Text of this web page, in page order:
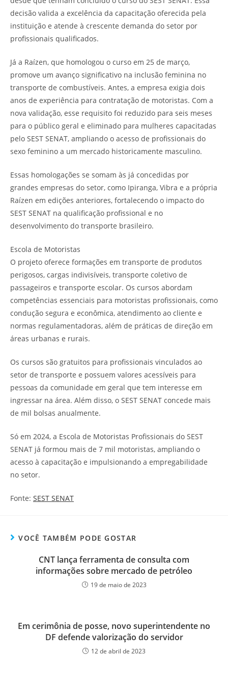
decisão valida a excelência da capacitação oferecida pela
instituição e atende à crescente demanda do setor por
profissionais qualificados.
Já a Raízen, que homologou o curso em 25 de março,
promove um avanço significativo na inclusão feminina no
transporte de combustíveis. Antes, a empresa exigia dois
anos de experiência para contratação de motoristas. Com a
nova validação, esse requisito foi reduzido para seis meses
para o público geral e eliminado para mulheres capacitadas
pelo SEST SENAT, ampliando o acesso de profissionais do
sexo feminino a um mercado historicamente masculino.
Essas homologações se somam às já concedidas por
grandes empresas do setor, como Ipiranga, Vibra e a própria
Raízen em edições anteriores, fortalecendo o impacto do
SEST SENAT na qualificação profissional e no
desenvolvimento do transporte brasileiro.
Escola de Motoristas
O projeto oferece formações em transporte de produtos
perigosos, cargas indivisíveis, transporte coletivo de
passageiros e transporte escolar. Os cursos abordam
competências essenciais para motoristas profissionais, como
condução segura e econômica, atendimento ao cliente e
normas regulamentadoras, além de práticas de direção em
áreas urbanas e rurais.
Os cursos são gratuitos para profissionais vinculados ao
setor de transporte e possuem valores acessíveis para
pessoas da comunidade em geral que tem interesse em
ingressar na área. Além disso, o SEST SENAT concede mais
de mil bolsas anualmente.
Só em 2024, a Escola de Motoristas Profissionais do SEST
SENAT já formou mais de 7 mil motoristas, ampliando o
acesso à capacitação e impulsionando a empregabilidade
no setor.
Fonte: SEST SENAT
VOCÊ TAMBÉM PODE GOSTAR
CNT lança ferramenta de consulta com
informações sobre mercado de petróleo
19 de maio de 2023
Em cerimônia de posse, novo superintendente no
DF defende valorização do servidor
12 de abril de 2023